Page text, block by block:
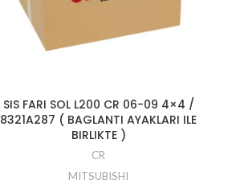
SIS FARI SOL L200 CR 06-09 4×4 /
8321A287 ( BAGLANTI AYAKLARI ILE
BIRLIKTE )
CR
MITSUBISHI